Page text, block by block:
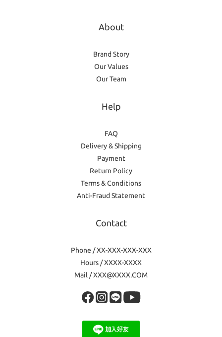
About
Brand Story
Our Values
Our Team
Help
FAQ
Delivery & Shipping
Payment
Return Policy
Terms & Conditions
Anti-Fraud Statement
Contact
Phone / XX-XXX-XXX-XXX
Hours / XXXX-XXXX
Mail / XXX@XXXX.COM